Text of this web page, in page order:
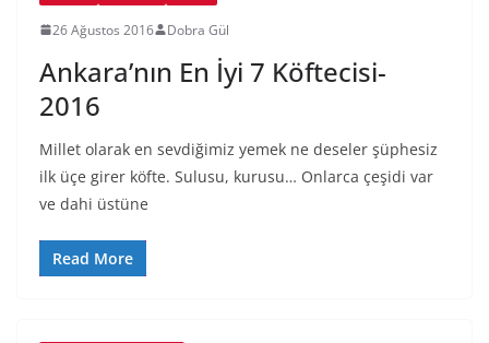
26 Ağustos 2016 Dobra Gül
Ankara’nın En İyi 7 Köftecisi-
2016
Millet olarak en sevdiğimiz yemek ne deseler şüphesiz
ilk üçe girer köfte. Sulusu, kurusu… Onlarca çeşidi var
ve dahi üstüne
Read More